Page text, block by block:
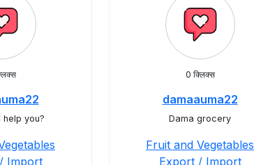
help you?
Import
0 क्लिक्स
damaauma22
Dama grocery
Fruit and Vegetables
Export / Import